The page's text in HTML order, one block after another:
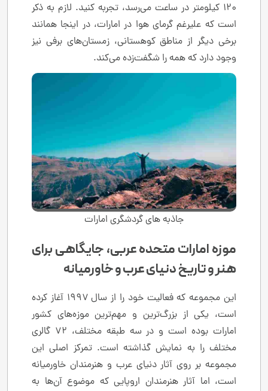
۱۲۰ کیلومتر در ساعت می‌رسد، تجربه کنید. لازم به ذکر
است که علیرغم گرمای هوا در امارات، در اینجا همانند
برخی دیگر از مناطق کوهستانی، زمستان‌های برفی نیز
وجود دارد که همه را شگفت‌زده می‌کند.
جاذبه های گردشگری امارات
موزه امارات متحده عربی، جایگاهی برای
هنر و تاریخ دنیای عرب و خاورمیانه
این مجموعه که فعالیت خود را از سال ۱۹۹۷ آغاز کرده
است، یکی از بزرگ‌ترین و مهم‌ترین موزه‌های کشور
امارات بوده است و در سه طبقه مختلف، ۷۲ گالری
مختلف را به نمایش گذاشته است. تمرکز اصلی این
مجموعه بر روی آثار دنیای عرب و هنرمندان خاورمیانه
است، اما آثار هنرمندان اروپایی که موضوع آن‌ها به